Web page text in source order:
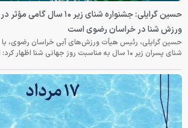
حسین گرایلی: جشنواره شنای زیر
ورزش شنا در خراسان رضوی است
حسین گرایلی، رئیس هیأت ورزش‌های آبی خراسان رضوی، با
شنای پسران زیر ۱۰ سال به مناسبت روز جهانی شنا اظهار کرد: این جشنواره روز جمعه‌ ۱۶